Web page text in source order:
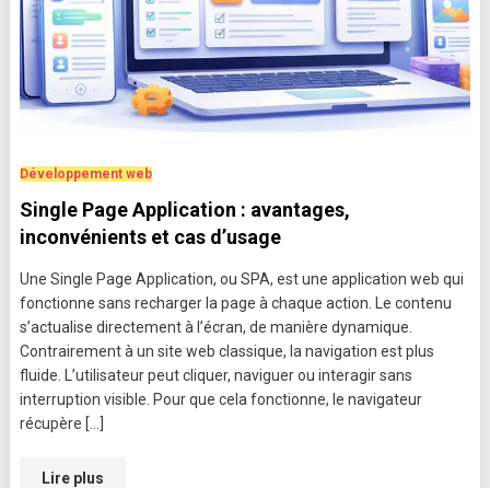
Développement web
Single Page Application : avantages,
inconvénients et cas d’usage
Une Single Page Application, ou SPA, est une application web qui
fonctionne sans recharger la page à chaque action. Le contenu
s’actualise directement à l’écran, de manière dynamique.
Contrairement à un site web classique, la navigation est plus
fluide. L’utilisateur peut cliquer, naviguer ou interagir sans
interruption visible. Pour que cela fonctionne, le navigateur
récupère […]
Lire plus